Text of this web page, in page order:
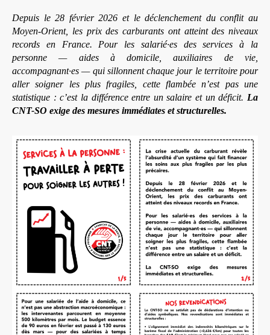
Depuis le 28 février 2026 et le déclenchement du conflit au
Moyen-Orient, les prix des carburants ont atteint des niveaux
records en France. Pour les salarié·es des services à la
personne — aides à domicile, auxiliaires de vie,
accompagnant·es — qui sillonnent chaque jour le territoire pour
aller soigner les plus fragiles, cette flambée n’est pas une
statistique : c’est la différence entre un salaire et un déficit. La
CNT-SO exige des mesures immédiates et structurelles.